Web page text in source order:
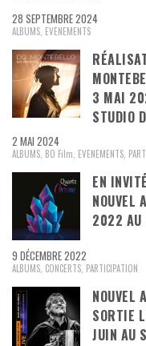
28 SEPTEMBRE 2024
ALBUMS EVENEMENTS
3 MAI
STUDIO
2 MAI 2024
ALBUMS, BO Film, EVENEMENTS,
EN
NOUVEL
2022 AU
9 DÉCEMBRE 2022
ALBUMS, CONCERTS, PARTICIPATION
NOUVEL
SORTIE
JUIN AU